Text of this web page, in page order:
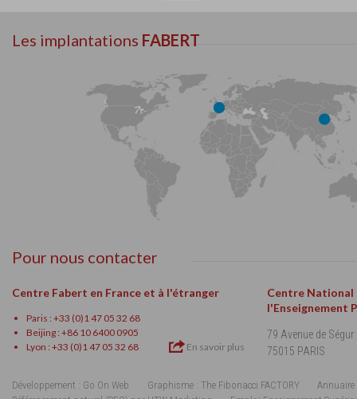
Les implantations FABERT
Pour nous contacter
Centre Fabert en France et à l'étranger
Paris : +33 (0)1 47 05 32 68
Beijing : +86 10 6400 0905
Lyon : +33 (0)1 47 05 32 68
En savoir plus
Centre National
l'Enseignement
79 Avenue de Ségur
75015 PARIS
Développement : Go On Web Graphisme : The Fibonacci FACTORY
Annuaire